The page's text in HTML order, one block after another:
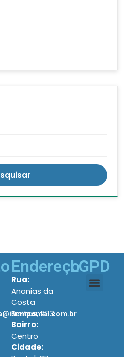
Endereço
Rua:
Ananias da
Costa
Freitas, 753
Bairro:
Centro
Cidade:
LGPD